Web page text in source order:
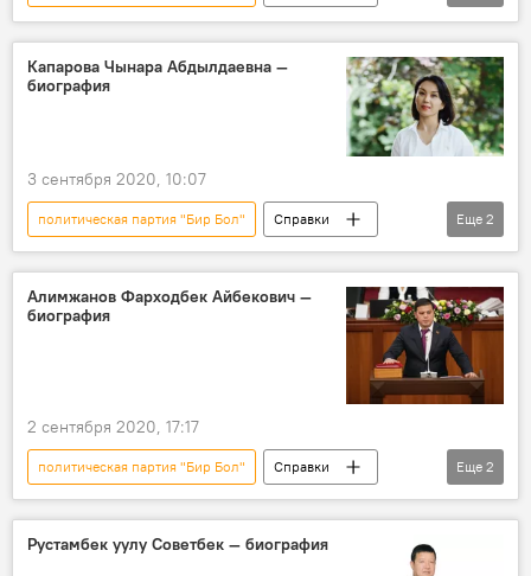
биография Айжан Чыныбаева
Капарова Чынара Абдылдаевна —
биография
3 сентября 2020, 10:07
политическая партия "Бир Бол"
Справки
биография
Чынара Капарова
Еще 2
Алимжанов Фарходбек Айбекович —
биография
2 сентября 2020, 17:17
политическая партия "Бир Бол"
Справки
биография
Фарходбек Алимжанов
Еще 2
Рустамбек уулу Советбек — биография